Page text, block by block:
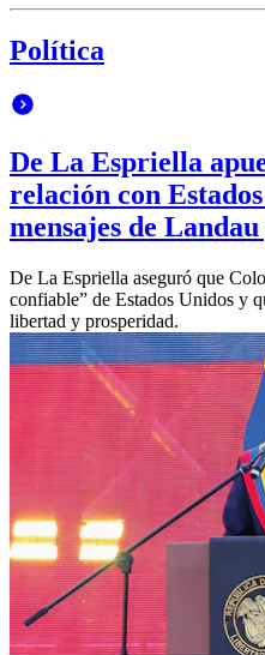
Política
De La Espriella
relación con
mensajes de
De La Espriella aseguró que
confiable” de Estados Unidos y
libertad y prosperidad.